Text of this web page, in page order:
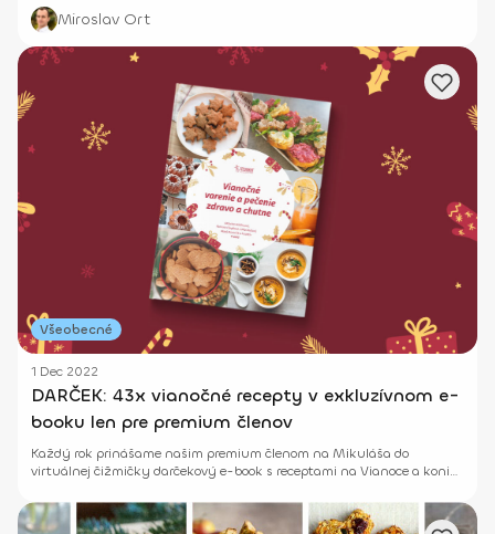
Miroslav Ort
Všeobecné
1 Dec 2022
DARČEK: 43x vianočné recepty v exkluzívnom e-
booku len pre premium členov
Každý rok prinášame našim premium členom na Mikuláša do
virtuálnej čižmičky darčekový e-book s receptami na Vianoce a koniec